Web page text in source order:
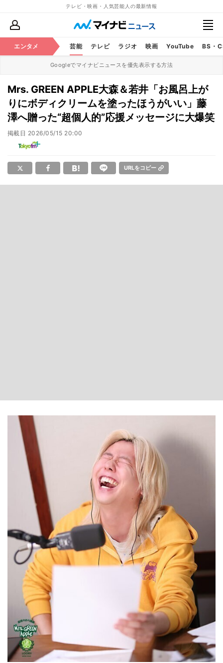
テレビ・映画・人気芸能人の最新情報
エンタメ 芸能 テレビ ラジオ 映画 YouTube BS・
Googleでマイナビニュースを優先表示する方法
Mrs. GREEN APPLE大森＆若井「お風呂上が
りにボディクリームを塗ったほうがいい」藤
澤へ贈った“超個人的”応援メッセージに大爆笑
掲載日 2026/05/15 20:00
URLをコピー